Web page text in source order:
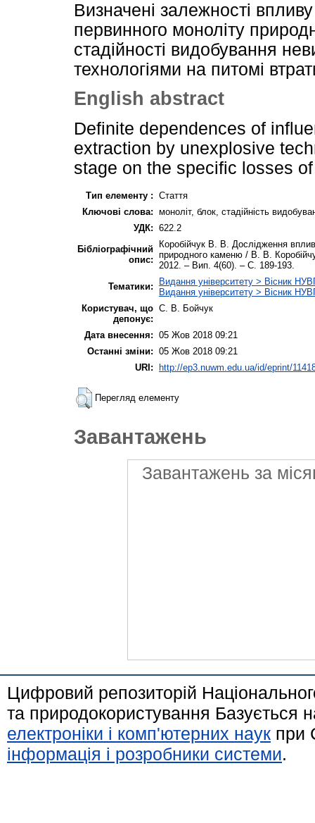
Визначені залежності впливу
первинного моноліту
стадійності видобування
технологіями на питомі
English abstract
Definite dependences of
extraction by unexplosive
stage on the specific losses
Тип елементу : Стаття
Ключові слова: моноліт, блок, стадійність
УДК: 622.2
Бібліографічний
опис:
Коробійчук В. В. Дослідження
природного каменю / В. В.
2012. – Вип. 4(60). – С. 189-193.
Тематики:
Видання університету > Вісник
Видання університету > Вісник
Користувач, що
депонує:
С. В. Бойчук
Дата внесення: 05 Жов 2018 09:21
Останні зміни: 05 Жов 2018 09:21
URI:
http://ep3.nuwm.edu.ua/id/eprint/
Перегляд елементу
Завантажень
Завантажень за
Цифровий репозиторій
та природокористування Базується
електроніки і комп'ютерних наук при
інформація і розробники системи.